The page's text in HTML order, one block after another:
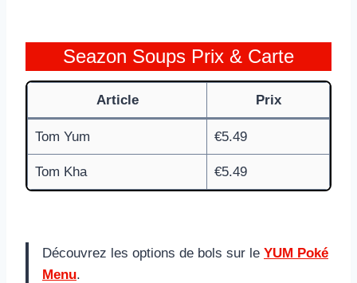
Seazon Soups Prix & Carte
Article Prix
Tom Yum €5.49
Tom Kha €5.49
Découvrez les options de bols sur le YUM Poké
Menu.